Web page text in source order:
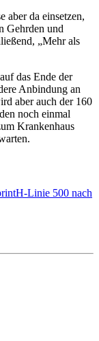
aber da einsetzen,
Gehrden und
„Mehr als
das Ende der
Anbindung an
aber auch der 160
noch einmal
Krankenhaus
Linie 500 nach